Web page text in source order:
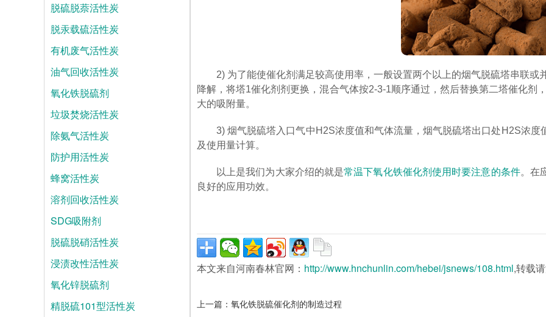
2) 为了能使催化剂满足较高使用率，一般设置两个以上的烟气脱硫塔串联
降解，将塔1催化剂剂更换，混合气体按2-3-1顺序通过，然后替换第二塔催化剂
大的吸附量。
3) 烟气脱硫塔入口气中H2S浓度值和气体流量，烟气脱硫塔出口处H2S浓
及使用量计算。
以上是我们为大家介绍的就是常温下氧化铁催化剂使用时要注意的条件。在
良好的应用功效。
本文来自河南春林官网： http://www.hnchunlin.com/hebei/jsnews/108.html,转载
上一篇： 氧化铁脱硫催化剂的制造过程
脱硫脱萘活性炭
脱汞载硫活性炭
有机废气活性炭
油气回收活性炭
氧化铁脱硫剂
垃圾焚烧活性炭
除氨气活性炭
防护用活性炭
蜂窝活性炭
溶剂回收活性炭
SDG吸附剂
脱硫脱硝活性炭
浸渍改性活性炭
氧化锌脱硫剂
精脱硫101型活性炭